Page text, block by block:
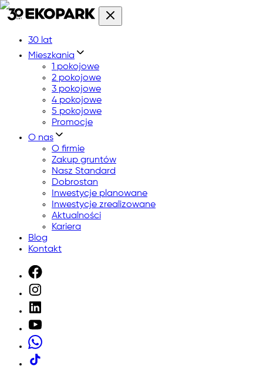
30 lat
Mieszkania
1 pokojowe
2 pokojowe
3 pokojowe
4 pokojowe
5 pokojowe
Promocje
O nas
O firmie
Zakup gruntów
Nasz Standard
Dobrostan
Inwestycje planowane
Inwestycje zrealizowane
Aktualności
Kariera
Blog
Kontakt